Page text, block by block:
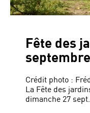
Fête des
Crédit photo :
La Fête des
dimanche 27 sept...